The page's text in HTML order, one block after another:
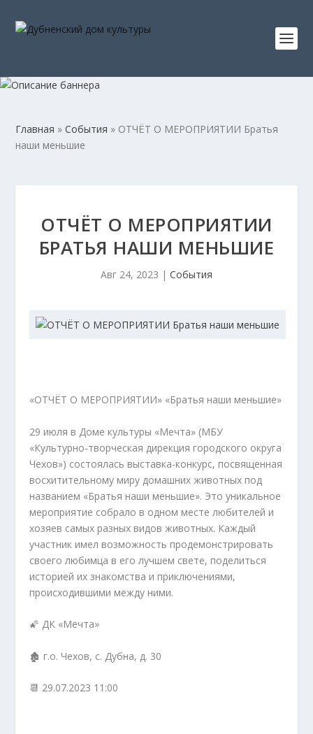
Главная »События » ОТЧЁТ О МЕРОПРИЯТИИ Братья
наши меньшие
ОТЧЁТ О МЕРОПРИЯТИИ
БРАТЬЯ НАШИ МЕНЬШИЕ
Авг 24, 2023 | События
«ОТЧЁТ О МЕРОПРИЯТИИ» «Братья наши меньшие»
29 июля в Доме культуры «Мечта» (МБУ
«Культурно-творческая дирекция городского округа
Чехов») состоялась выставка-конкурс, посвященная
восхитительному миру домашних животных под
названием «Братья наши меньшие». Это уникальное
мероприятие собрало в одном месте любителей и
хозяев самых разных видов животных. Каждый
участник имел возможность продемонстрировать
своего любимца в его лучшем свете, поделиться
историей их знакомства и приключениями,
происходившими между ними.
🌠 ДК «Мечта»
🏚 г.о. Чехов, с. Дубна, д. 30
📆 29.07.2023 11:00